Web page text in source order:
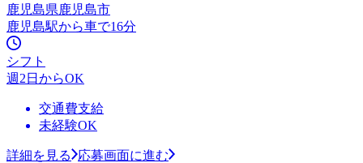
鹿児島県鹿児島市
鹿児島駅から車で16分
シフト
週2日からOK
交通費支給
未経験OK
詳細を見る 応募画面に進む